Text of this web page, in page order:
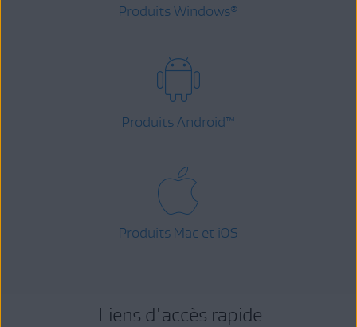
Produits Windows®
Produits Android™
Produits Mac et iOS
Liens d'accès rapide